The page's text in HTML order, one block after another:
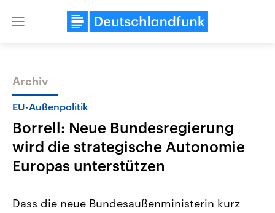
Close
Themen
Archiv
EU-Außenpolitik
Borrell: Neue Bundesregierung
wird die strategische Autonomie
Europas unterstützen
Dass die neue Bundesaußenministerin kurz